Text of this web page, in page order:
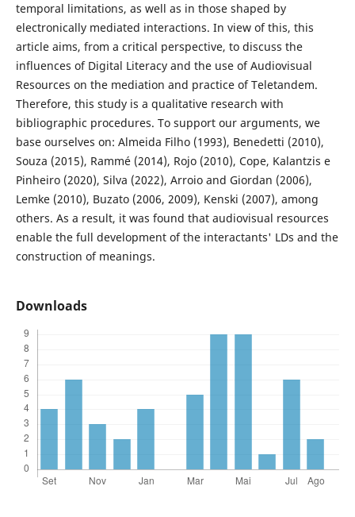
temporal limitations, as well as in those shaped by
electronically mediated interactions. In view of this, this
article aims, from a critical perspective, to discuss the
influences of Digital Literacy and the use of Audiovisual
Resources on the mediation and practice of Teletandem.
Therefore, this study is a qualitative research with
bibliographic procedures. To support our arguments, we
base ourselves on: Almeida Filho (1993), Benedetti (2010),
Souza (2015), Rammé (2014), Rojo (2010), Cope, Kalantzis e
Pinheiro (2020), Silva (2022), Arroio and Giordan (2006),
Lemke (2010), Buzato (2006, 2009), Kenski (2007), among
others. As a result, it was found that audiovisual resources
enable the full development of the interactants' LDs and the
construction of meanings.
Downloads